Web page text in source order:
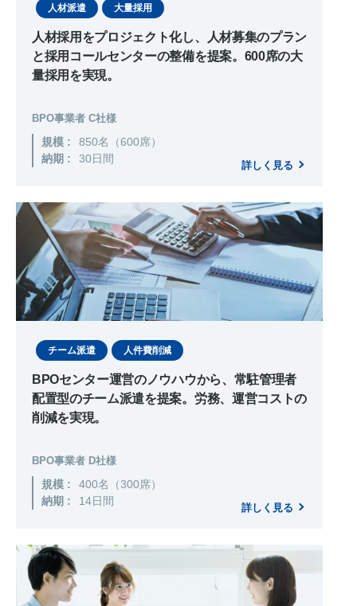
人材派遣 大量採用
人材採用をプロジェクト化し、人材募集のプラン
と採用コールセンターの整備を提案。600席の大
量採用を実現。
BPO事業者 C社様
規模 :
850名（600席）
納期 :
30日間
詳しく見る
チーム派遣 人件費削減
BPOセンター運営のノウハウから、常駐管理者
配置型のチーム派遣を提案。労務、運営コストの
削減を実現。
BPO事業者 D社様
規模 :
400名（300席）
納期 :
14日間
詳しく見る